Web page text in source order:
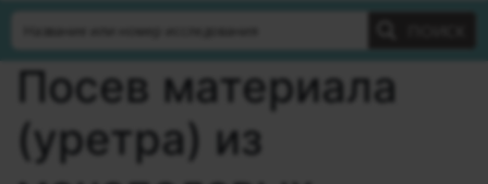
Посев материала
(уретра) из